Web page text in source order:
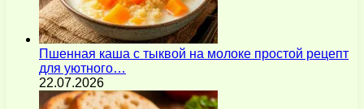
Пшенная каша с тыквой на молоке простой рецепт
для уютного…
22.07.2026